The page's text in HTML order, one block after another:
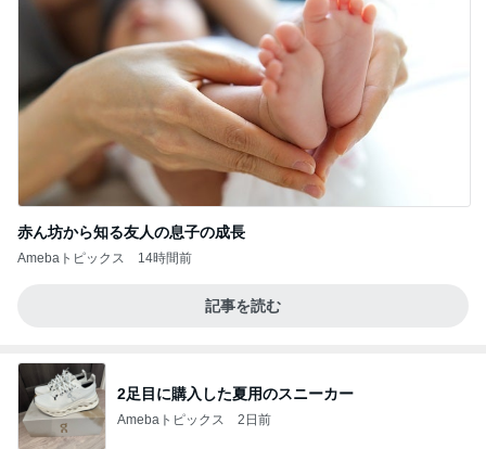
赤ん坊から知る友人の息子の成長
Amebaトピックス 14時間前
記事を読む
2足目に購入した夏用のスニーカー
Amebaトピックス 2日前